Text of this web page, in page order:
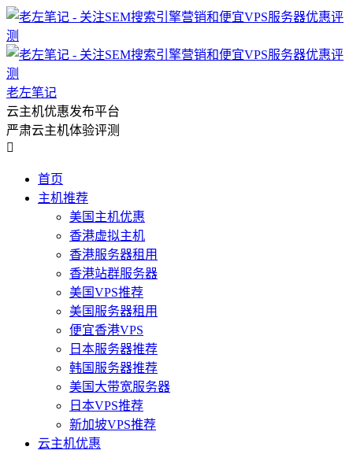
老左笔记
云主机优惠发布平台
严肃云主机体验评测

首页
主机推荐
美国主机优惠
香港虚拟主机
香港服务器租用
香港站群服务器
美国VPS推荐
美国服务器租用
便宜香港VPS
日本服务器推荐
韩国服务器推荐
美国大带宽服务器
日本VPS推荐
新加坡VPS推荐
云主机优惠